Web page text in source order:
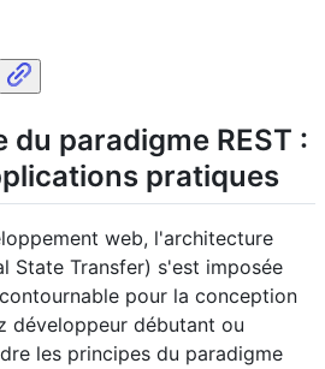
du paradigme REST :
pratiques
web, l'architecture
State Transfer) s'est imposée
pour la conception
développeur débutant ou
les principes du paradigme